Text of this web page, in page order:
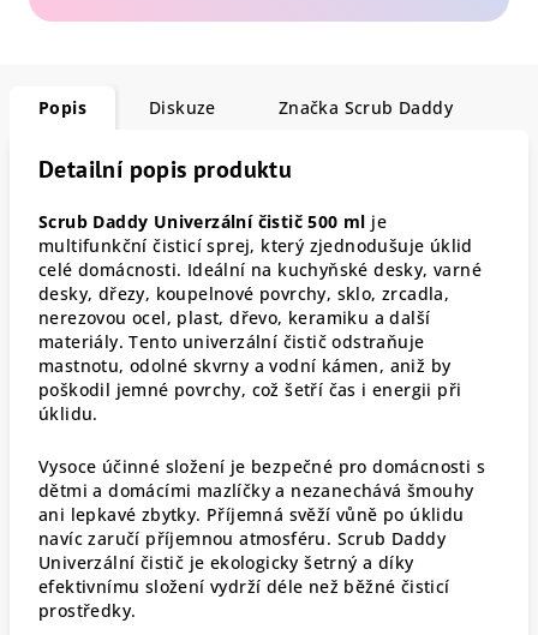
Popis Diskuze Značka Scrub Daddy
Detailní popis produktu
Scrub Daddy Univerzální čistič 500 ml je
multifunkční čisticí sprej, který zjednodušuje úklid
celé domácnosti. Ideální na kuchyňské desky, varné
desky, dřezy, koupelnové povrchy, sklo, zrcadla,
nerezovou ocel, plast, dřevo, keramiku a další
materiály. Tento univerzální čistič odstraňuje
mastnotu, odolné skvrny a vodní kámen, aniž by
poškodil jemné povrchy, což šetří čas i energii při
úklidu.
Vysoce účinné složení je bezpečné pro domácnosti s
dětmi a domácími mazlíčky a nezanechává šmouhy
ani lepkavé zbytky. Příjemná svěží vůně po úklidu
navíc zaručí příjemnou atmosféru. Scrub Daddy
Univerzální čistič je ekologicky šetrný a díky
efektivnímu složení vydrží déle než běžné čisticí
prostředky.